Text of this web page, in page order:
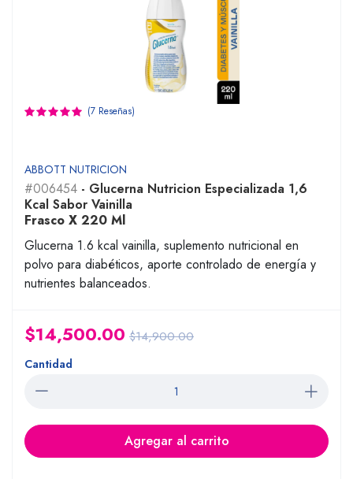
(7 Reseñas)
ABBOTT NUTRICION
#006454 - Glucerna Nutricion Especializada 1,6
Kcal Sabor Vainilla
Frasco X 220 Ml
Glucerna 1.6 kcal vainilla, suplemento nutricional en
polvo para diabéticos, aporte controlado de energía y
nutrientes balanceados.
$14,500.00 $14,900.00
Cantidad
Agregar al carrito